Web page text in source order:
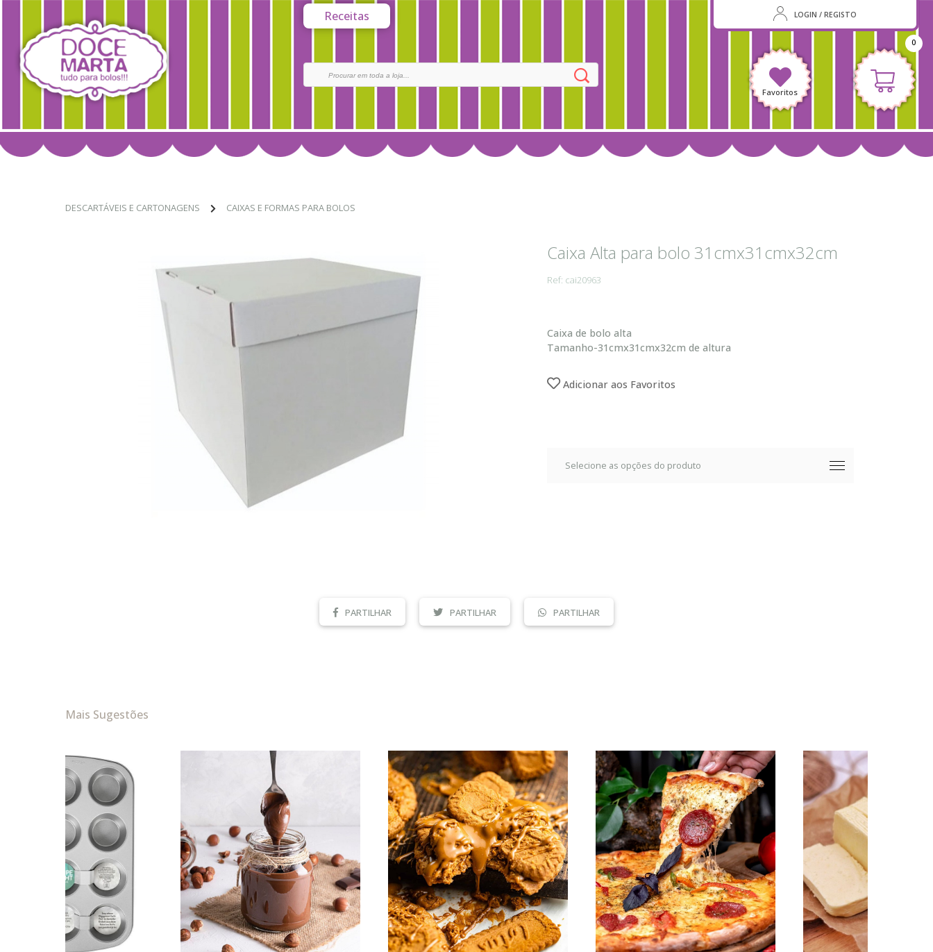
Receitas LOGIN / REGISTO
Favoritos
0
DESCARTÁVEIS E CARTONAGENS CAIXAS E FORMAS PARA BOLOS
Caixa Alta para bolo 31cmx31cmx32cm
Ref: cai20963
Caixa de bolo alta
Tamanho-31cmx31cmx32cm de altura
Adicionar aos Favoritos
PARTILHAR PARTILHAR PARTILHAR
Mais Sugestões